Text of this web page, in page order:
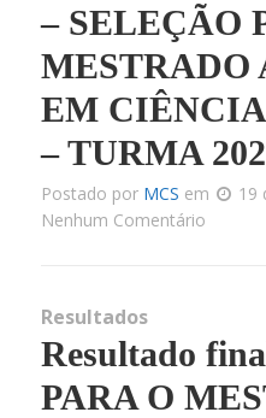
– SELEÇÃO
MESTRADO
EM
– TURMA
Postado por MCS em
19
Nenhum Comentário
Resultados
Resultado
PARA O